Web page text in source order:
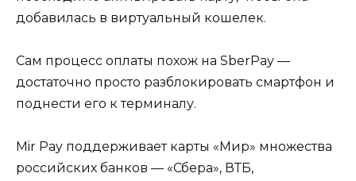
добавилась в виртуальный кошелек.
Сам процесс оплаты похож на SberPay —
достаточно просто разблокировать смартфон и
поднести его к терминалу.
Mir Pay поддерживает карты «Мир» множества
российских банков — «Сбера», ВТБ,